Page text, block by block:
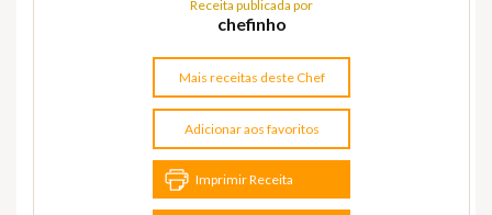
Receita publicada por
chefinho
Mais receitas deste Chef
Adicionar aos favoritos
Imprimir Receita